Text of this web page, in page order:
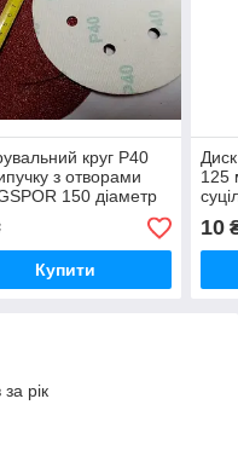
круг Р40
з отворами
150 діаметр
Купити
125
10
рік